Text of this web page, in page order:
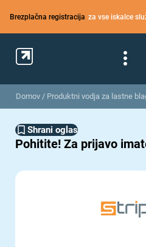
Brezplačna registracija za vse iskalce
Domov / Produktni vodja za lastne
Shrani oglas
Pohitite! Za prijavo